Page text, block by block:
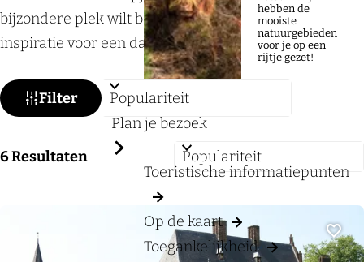
g
e
hebben de
mooiste
natuurgebieden
voor je op een
rijtje gezet!
Plan je bezoek
Toeristische informatiepunten
Op de kaart
Toegankelijkheid
bijzondere plek wilt bezoeken, hier vind je volop
inspiratie voor een dagje uit.
W
a
z
Filter
S
o
t
6Resultaten
S